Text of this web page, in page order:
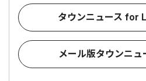
タウンニュース for
メール版タウンニュ